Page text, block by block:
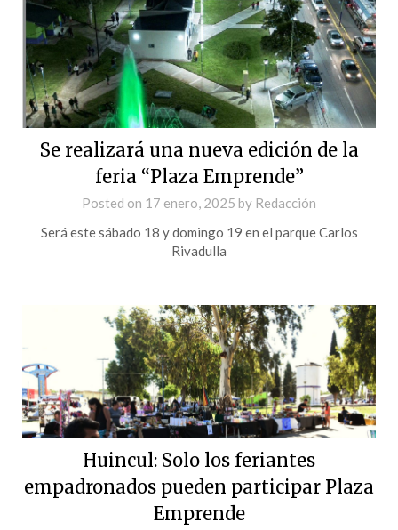
Se realizará una nueva edición de la
feria “Plaza Emprende”
Posted on 17 enero, 2025 by Redacción
Será este sábado 18 y domingo 19 en el parque Carlos
Rivadulla
Huincul: Solo los feriantes
empadronados pueden participar Plaza
Emprende